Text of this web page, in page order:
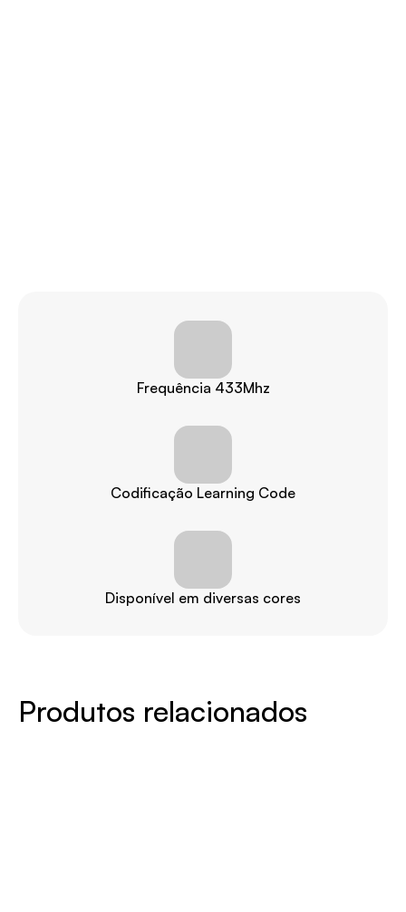
Frequência 433Mhz
Codificação Learning Code
Disponível em diversas cores
Produtos relacionados